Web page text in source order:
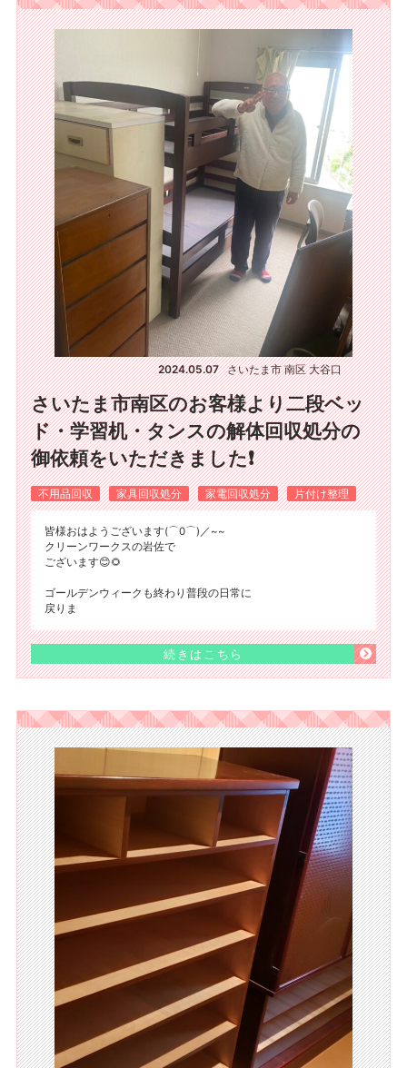
2024.05.07 さいたま市 南区 大谷口
さいたま市南区のお客様より二段ベッ
ド・学習机・タンスの解体回収処分の
御依頼をいただきました❗
不用品回収 家具回収処分 家電回収処分 片付け整理
皆様おはようございます(⌒0⌒)／~~
クリーンワークスの岩佐で
ございます😊🌻
ゴールデンウィークも終わり普段の日常に
戻りま
続きはこちら